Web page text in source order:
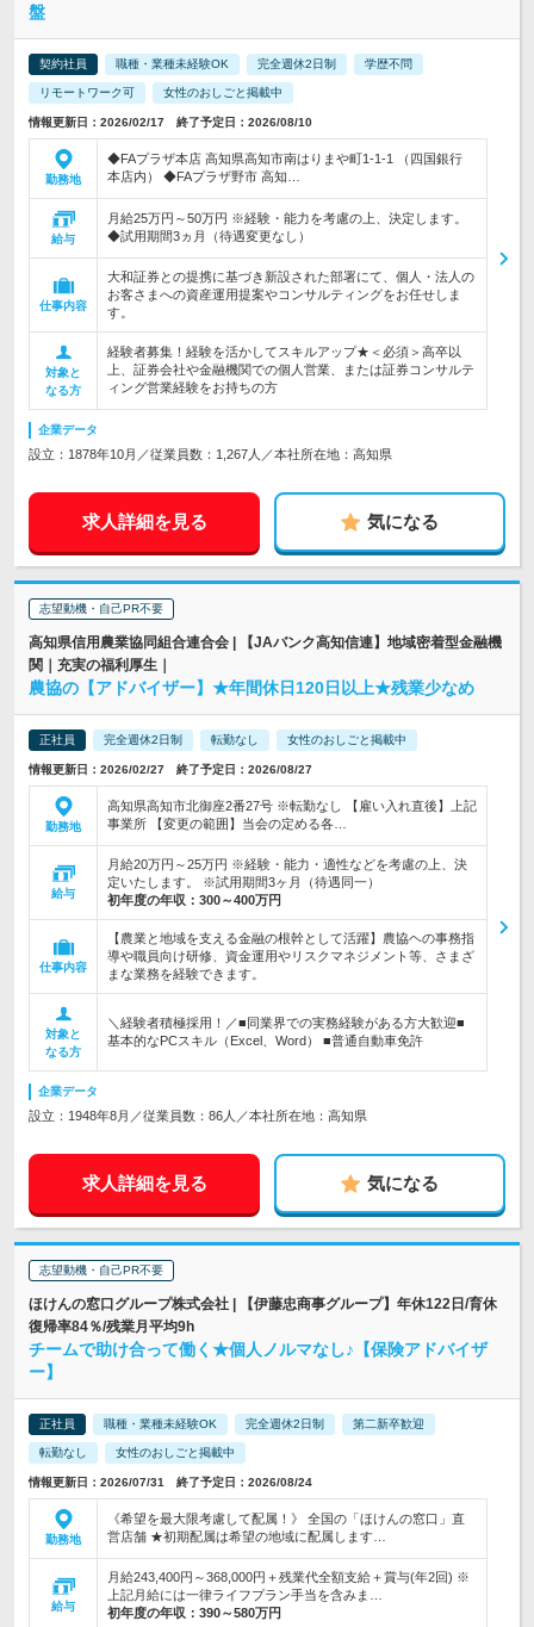
盤
契約社員 職種・業種未経験OK 完全週休2日制 学歴不問
リモートワーク可 女性のおしごと掲載中
情報更新日：2026/02/17 終了予定日：2026/08/10
勤務地
◆FAプラザ本店 高知県高知市南はりまや町1-1-1 （四国銀行
本店内） ◆FAプラザ野市 高知…
給与
月給25万円～50万円 ※経験・能力を考慮の上、決定します。
◆試用期間3ヵ月（待遇変更なし）
仕事内容
大和証券との提携に基づき新設された部署にて、個人・法人の
お客さまへの資産運用提案やコンサルティングをお任せしま
す。
対象と
なる方
経験者募集！経験を活かしてスキルアップ★＜必須＞高卒以
上、証券会社や金融機関での個人営業、または証券コンサルテ
ィング営業経験をお持ちの方
企業データ
設立：1878年10月／従業員数：1,267人／本社所在地：高知県
求人詳細を見る 気になる
志望動機・自己PR不要
高知県信用農業協同組合連合会 | 【JAバンク高知信連】地域密着型金融機
関｜充実の福利厚生｜
農協の【アドバイザー】★年間休日120日以上★残業少なめ
正社員 完全週休2日制 転勤なし 女性のおしごと掲載中
情報更新日：2026/02/27 終了予定日：2026/08/27
勤務地
高知県高知市北御座2番27号 ※転勤なし 【雇い入れ直後】上記
事業所 【変更の範囲】当会の定める各…
給与
月給20万円～25万円 ※経験・能力・適性などを考慮の上、決
定いたします。 ※試用期間3ヶ月（待遇同一）
初年度の年収： 300～400万円
仕事内容
【農業と地域を支える金融の根幹として活躍】農協ヘの事務指
導や職員向け研修、資金運用やリスクマネジメント等、さまざ
まな業務を経験できます。
対象と
なる方
＼経験者積極採用！／■同業界での実務経験がある方大歓迎■
基本的なPCスキル（Excel、Word） ■普通自動車免許
企業データ
設立：1948年8月／従業員数：86人／本社所在地：高知県
求人詳細を見る 気になる
志望動機・自己PR不要
ほけんの窓口グループ株式会社 | 【伊藤忠商事グループ】年休122日/育休
復帰率84％/残業月平均9h
チームで助け合って働く★個人ノルマなし♪【保険アドバイザ
ー】
正社員 職種・業種未経験OK 完全週休2日制 第二新卒歓迎
転勤なし 女性のおしごと掲載中
情報更新日：2026/07/31 終了予定日：2026/08/24
勤務地
《希望を最大限考慮して配属！》 全国の「ほけんの窓口」直
営店舗 ★初期配属は希望の地域に配属します…
給与
月給243,400円～368,000円＋残業代全額支給＋賞与(年2回) ※
上記月給には一律ライフプラン手当を含みま…
初年度の年収： 390～580万円